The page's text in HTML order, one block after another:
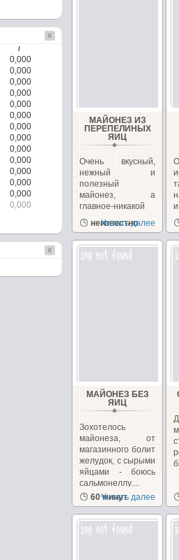
МАЙОНЕЗ ИЗ
ПЕРЕПЕЛИНЫХ
ЯИЦ
Очень вкусный,
нежный и
полезный
майонез, а
главное-никакой
химии.
неизвестно
Читать далее
МАЙОНЕЗ БЕЗ
ЯИЦ
Зохотелось
майонеза, от
магазинного болит
желудок, с сырыми
яйцами - боюсь
сальмонеллу....
60 минут
Читать далее
/
0,000
0,000
0,000
0,000
0,000
0,000
0,000
0,000
0,000
0,000
0,000
0,000
0,000
0,000